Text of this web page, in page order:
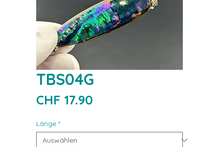
TBS04G
CHF 17.90
Länge *